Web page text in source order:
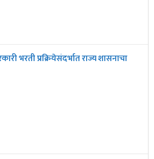
भरती प्रक्रियेसंदर्भात राज्य शासनाचा